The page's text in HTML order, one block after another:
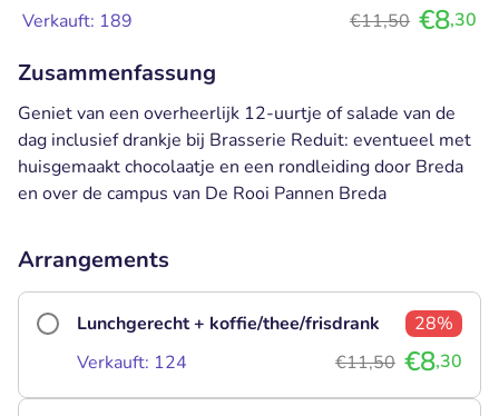
Verkauft: 189 €11,50 €8,30
Zusammenfassung
Geniet van een overheerlijk 12-uurtje of salade van de
dag inclusief drankje bij Brasserie Reduit: eventueel met
huisgemaakt chocolaatje en een rondleiding door Breda
en over de campus van De Rooi Pannen Breda
Arrangements
Lunchgerecht + koffie/thee/frisdrank
28%
Verkauft: 124
€11,50 €8,30